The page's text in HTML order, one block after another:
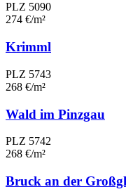
PLZ 5090
274 €/m²
Krimml
PLZ 5743
268 €/m²
Wald im Pinzgau
PLZ 5742
268 €/m²
Bruck an der